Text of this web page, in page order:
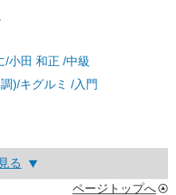
/小田 和正 /中級
)/キグルミ /入門
る
ページトップへ